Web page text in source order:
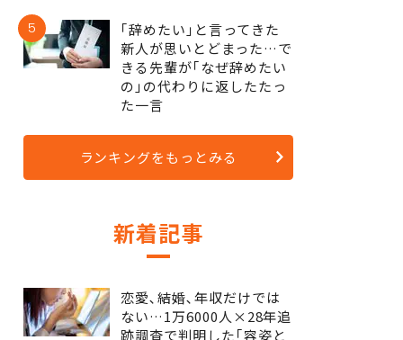
5
｢辞めたい｣と言ってきた
新人が思いとどまった…で
きる先輩が｢なぜ辞めたい
の｣の代わりに返したたっ
た一言
ランキングをもっとみる
新着記事
恋愛､結婚､年収だけでは
ない…1万6000人×28年追
跡調査で判明した｢容姿と